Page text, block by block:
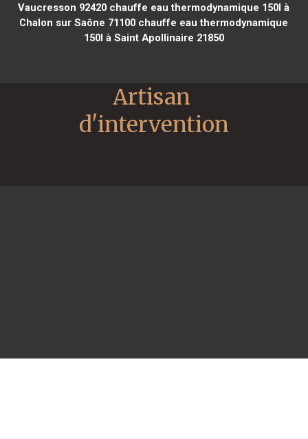
Vaucresson 92420 chauffe eau thermodynamique 150l à
Chalon sur Saône 71100 chauffe eau thermodynamique
150l à Saint Apollinaire 21850
Artisan
d'intervention